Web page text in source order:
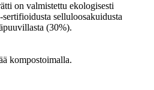
on valmistettu ekologisesti
sertifioidusta selluloosakuidusta
(30%).
kompostoimalla.